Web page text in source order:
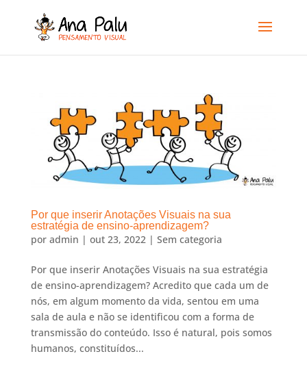
Por que inserir Anotações Visuais na sua
estratégia de ensino-aprendizagem?
por admin | out 23, 2022 | Sem categoria
Por que inserir Anotações Visuais na sua estratégia
de ensino-aprendizagem? Acredito que cada um de
nós, em algum momento da vida, sentou em uma
sala de aula e não se identificou com a forma de
transmissão do conteúdo. Isso é natural, pois somos
humanos, constituídos...